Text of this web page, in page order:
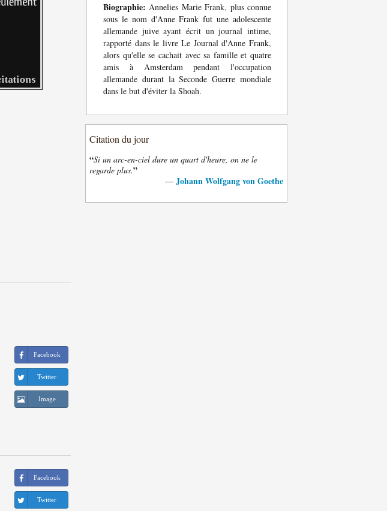
Facebook
Twitter
Image
Facebook
Twitter
Biographie: Annelies Marie Frank, plus connue
sous le nom d'Anne Frank fut une adolescente
allemande juive ayant écrit un journal intime,
rapporté dans le livre Le Journal d'Anne Frank,
alors qu'elle se cachait avec sa famille et quatre
amis à Amsterdam pendant l'occupation
allemande durant la Seconde Guerre mondiale
dans le but d'éviter la Shoah.
Citation du jour
“Si un arc-en-ciel dure un quart d'heure, on ne le
regarde plus.”
— Johann Wolfgang von Goethe